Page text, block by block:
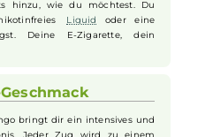
du deine E-Zigarettemit dem
Mangos genießen.
Du hast die Freiheit, es